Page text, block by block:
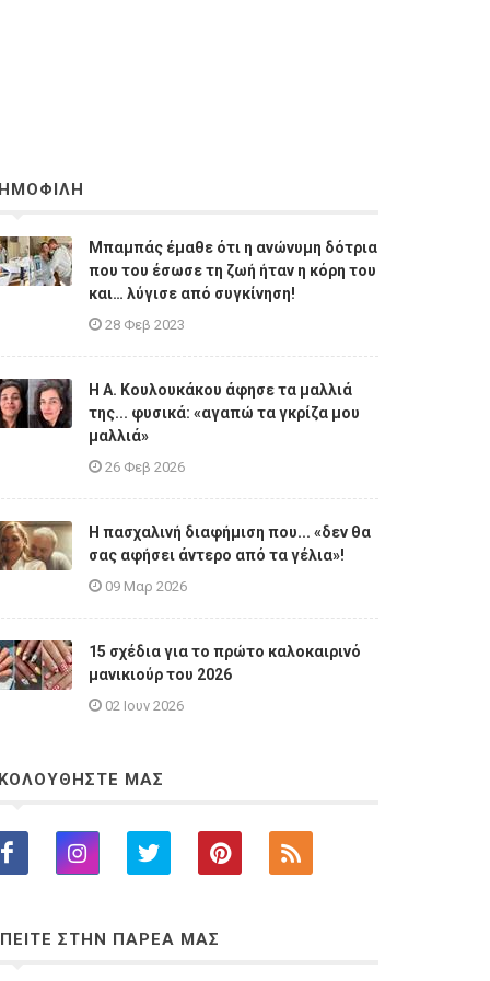
Μπαμπάς έμαθε ότι η ανώνυμη δότρια
που του έσωσε τη ζωή ήταν η κόρη του
και… λύγισε από συγκίνηση!
28 Φεβ 2023
Η A. Κουλουκάκου άφησε τα μαλλιά
της... φυσικά: «αγαπώ τα γκρίζα μου
μαλλιά»
26 Φεβ 2026
Η πασχαλινή διαφήμιση που... «δεν θα
σας αφήσει άντερο από τα γέλια»!
09 Μαρ 2026
15 σχέδια για το πρώτο καλοκαιρινό
μανικιούρ του 2026
02 Ιουν 2026
ΜΑΣ
ΣΤΗΝ ΠΑΡΕΑ ΜΑΣ